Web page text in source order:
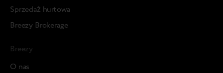
Sprzedaż hurtowa
Breezy Brokerage
Breezy
О nas